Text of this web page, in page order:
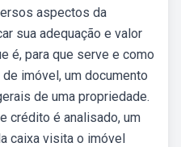
aspectos da
sua adequação e valor
é, para que serve e como
imóvel, um documento
de uma propriedade.
crédito é analisado, um
caixa visita o imóvel